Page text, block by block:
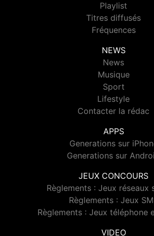
Playlist
Titres diffusés
Fréquences
NEWS
News
Musique
Sport
Lifestyle
Contacter la rédac
APPS
Generations sur
Generations sur
JEUX CONCOURS
Règlements : Jeux réseaux
Règlements : Jeux
Règlements : Jeux téléphone
VIDEO